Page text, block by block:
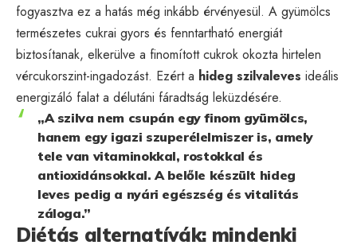
fogyasztva ez a hatás még inkább érvényesül. A gyümölcs
természetes cukrai gyors és fenntartható energiát
biztosítanak, elkerülve a finomított cukrok okozta hirtelen
vércukorszint-ingadozást. Ezért a hideg szilvaleves ideális
energizáló falat a délutáni fáradtság leküzdésére.
„A szilva nem csupán egy finom gyümölcs,
hanem egy igazi szuperélelmiszer is, amely
tele van vitaminokkal, rostokkal és
antioxidánsokkal. A belőle készült hideg
leves pedig a nyári egészség és vitalitás
záloga.”
Diétás alternatívák: mindenki